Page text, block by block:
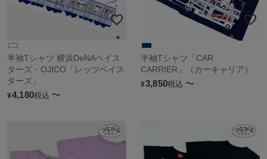
半袖Tシャツ 横浜DeNAベイス
ターズ・OJICO「レッツベイス
ターズ」
¥4,180税込 〜
半袖Tシャツ「CAR
CARRIER」（カーキャリア）
¥3,850税込 〜